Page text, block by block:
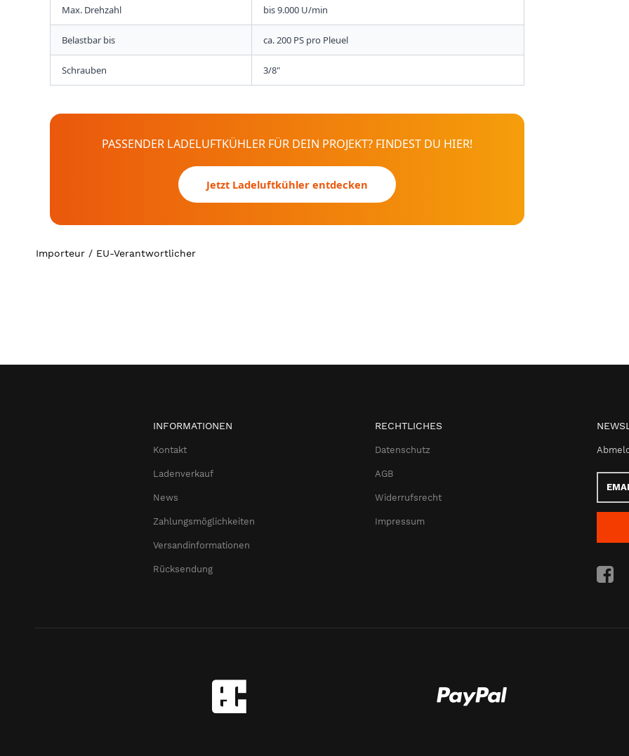
Max. Drehzahl bis 9.000 U/min
Belastbar bis ca. 200 PS pro Pleuel
Schrauben 3/8"
PASSENDER LADELUFTKÜHLER FÜR DEIN PROJEKT? FINDEST DU HIER!
Jetzt Ladeluftkühler entdecken
Importeur / EU-Verantwortlicher
INFORMATIONEN
Kontakt
Ladenverkauf
News
Zahlungsmöglichkeiten
Versandinformationen
Rücksendung
RECHTLICHES
Datenschutz
AGB
Widerrufsrecht
Impressum
Email-